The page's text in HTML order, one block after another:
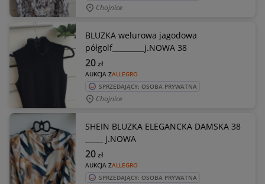
Chojnice
BLUZKA welurowa jagodowa
półgolf_________j.NOWA 38
AUKCJA ZALLEGRO
20zł
SPRZEDAJĄCY: OSOBA PRYWATNA
Chojnice
SHEIN BLUZKA ELEGANCKA DAMSKA 38
_____ j.NOWA
AUKCJA ZALLEGRO
20zł
SPRZEDAJĄCY: OSOBA PRYWATNA